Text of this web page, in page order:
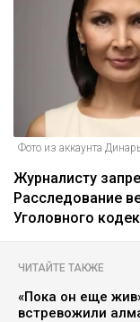
Фото из аккаунта
Журналисту
Расследование
Уголовного
ЧИТАЙТЕ ТАКЖЕ
«Пока он еще
встревожили